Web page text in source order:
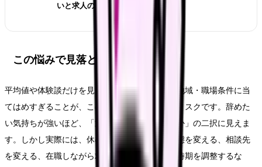
いと求人の見方
この悩みで見落としやすいリスク
平均値や体験談だけを見て、自分の雇用形態・地域・職場条件に当
てはめすぎることが、このテーマの一番大きなリスクです。辞めた
い気持ちが強いほど、「退職するか、我慢するか」の二択に見えま
す。しかし実際には、休む、異動する、勤務形態を変える、相談先
を変える、在職しながら求人を比較する、退職時期を調整するな